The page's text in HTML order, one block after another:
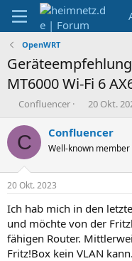
OpenWRT
MT6000 Wi-Fi 6
E
s
t
e
r
Confluencer
E
s
e
t
a
m
20 Okt.
C Confluencer
Well-known member
20 Okt. 2023
Ich hab mich in den
und möchte von der
fähigen Router.
Fritz!Box kein VLAN kann.